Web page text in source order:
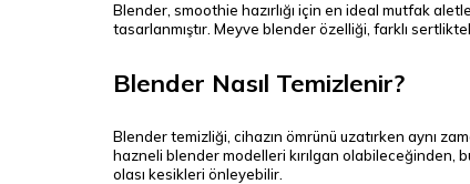
Blender, smoothie hazırlığı için en ideal mutfak
tasarlanmıştır. Meyve blender özelliği, farklı
Blender Nasıl Temizlenir?
Blender temizliği, cihazın ömrünü uzatırken aynı
hazneli blender modelleri kırılgan olabileceğinden,
olası kesikleri önleyebilir.